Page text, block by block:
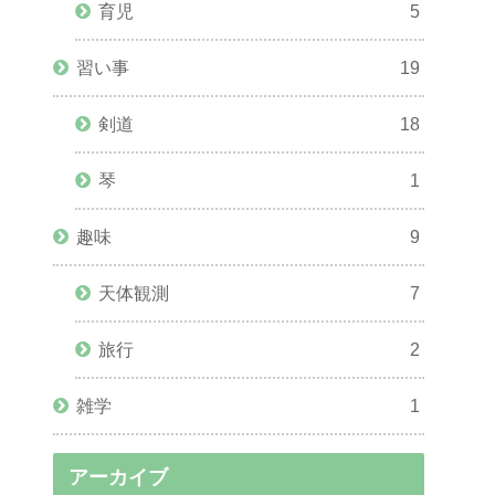
育児 5
習い事 19
剣道 18
琴 1
趣味 9
天体観測 7
旅行 2
雑学 1
アーカイブ